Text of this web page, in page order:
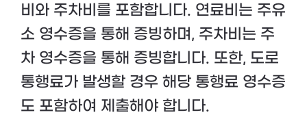
비와 주차비를 포함합니다. 연료비는 주유
소 영수증을 통해 증빙하며, 주차비는 주
차 영수증을 통해 증빙합니다. 또한, 도로
통행료가 발생할 경우 해당 통행료 영수증
도 포함하여 제출해야 합니다.